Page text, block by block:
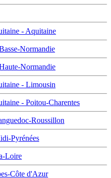
- Aquitaine
Normandie
Normandie
- Limousin
- Poitou-Charentes
Roussillon
Pyrénées
Loire
Côte d'Azur